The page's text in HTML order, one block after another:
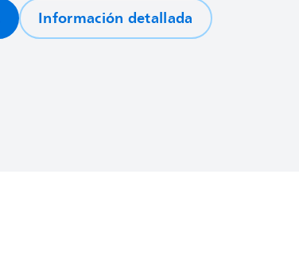
Información detallada